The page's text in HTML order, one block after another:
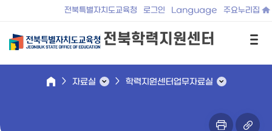
전북특별자치도교육청 로그인 Language 주요누리집
전북학력지원센터
자료실 학력지원센터업무자료실